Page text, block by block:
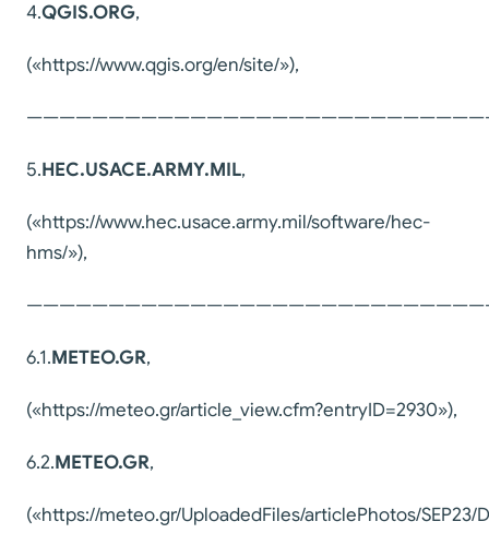
4.QGIS.ORG,
(«https://www.qgis.org/en/site/»),
5.HEC.USACE.ARMY.MIL,
(«https://www.hec.usace.army.mil/software/hec-
hms/»),
6.1.METEO.GR,
(«https://meteo.gr/article_view.cfm?entryID=2930»),
6.2.METEO.GR,
(«https://meteo.gr/UploadedFiles/articlePhotos/SEP23/